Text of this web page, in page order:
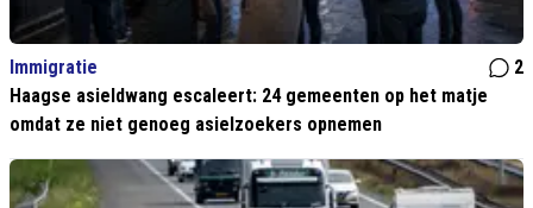
Immigratie
2
Haagse asieldwang escaleert: 24 gemeenten op het matje
omdat ze niet genoeg asielzoekers opnemen